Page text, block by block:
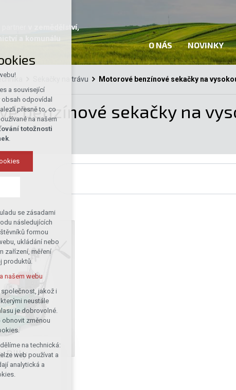
v zemědělství,
a komunálu
O NÁS NOVINKY
Sekačky na trávu Motorové benzínové sekačky na
benzínové sekačky na
Billy
a související
odpovídal
přesně to, co
na našem
totožnosti
.
(session):
jazyka, apod.
webu
se zásadami
následujících
formou
ukládání nebo
zařízení, měření
produktů.
našem webu
jakož i
neustále
je dobrovolné.
obnovit změnou
na technická:
web používat a
analytická a